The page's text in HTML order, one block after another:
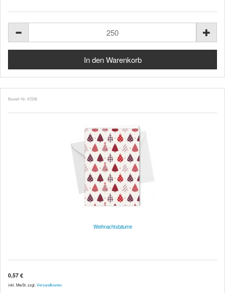
Bestell-Nr. 47236
Weihnachtsbäume
0,57 €
inkl. MwSt. zzgl. Versandkosten